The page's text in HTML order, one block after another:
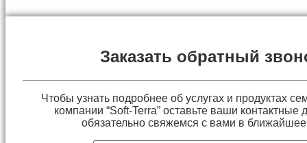
Заказать обратный
Чтобы узнать подробнее об услугах и продуктах
компании “Soft-Terra” оставьте ваши
обязательно свяжемся с вами в